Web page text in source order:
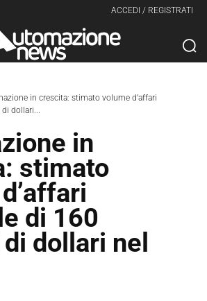
ACCEDI / REGISTRATI
in crescita: stimato volume d’affari
dollari...
in
stimato
di 160
dollari nel